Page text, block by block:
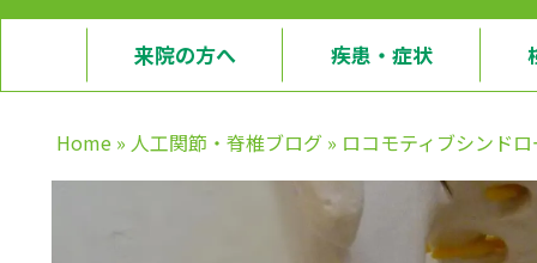
来院の方へ 疾患・症状
Home » 人工関節・脊椎ブログ » ロコモティブシンド